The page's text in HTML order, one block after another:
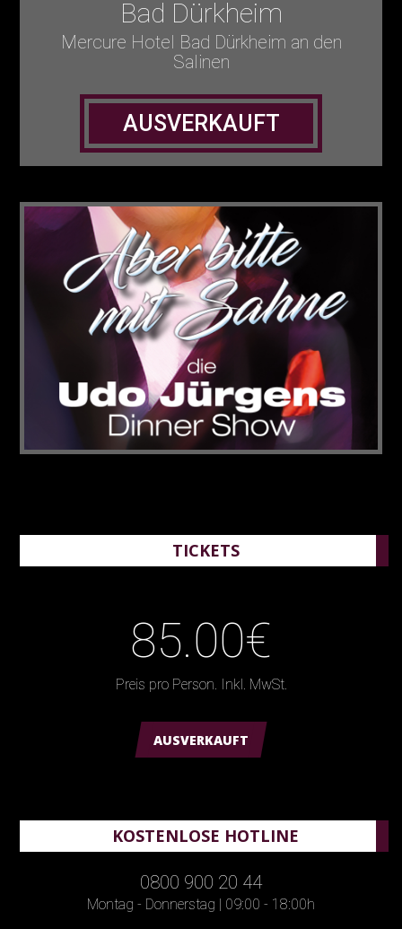
Bad Dürkheim
Mercure Hotel Bad Dürkheim an den
Salinen
AUSVERKAUFT
TICKETS
85.00€
Preis pro Person. Inkl. MwSt.
AUSVERKAUFT
KOSTENLOSE HOTLINE
0800 900 20 44
Montag - Donnerstag | 09:00 - 18:00h